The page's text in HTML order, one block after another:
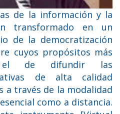
de la información y la
transformado en un
de la democratización
cuyos propósitos más
el de difundir las
de alta calidad
a través de la modalidad
como a distancia.